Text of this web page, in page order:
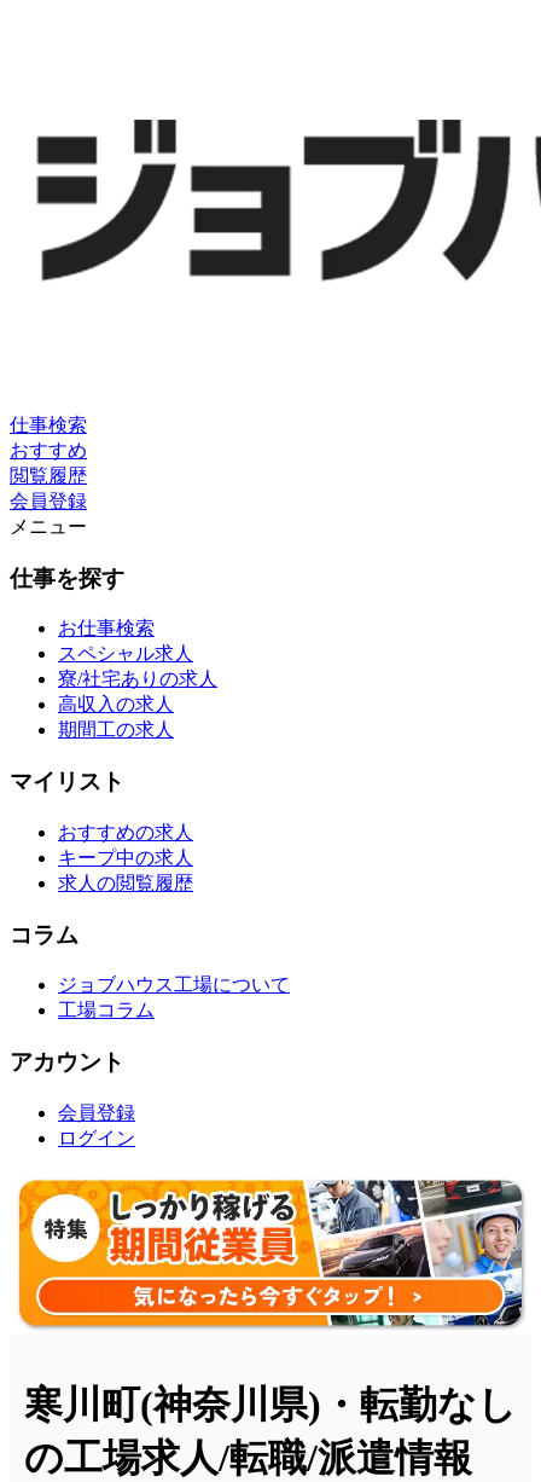
仕事検索
おすすめ
閲覧履歴
会員登録
メニュー
仕事を探す
お仕事検索
スペシャル求人
寮/社宅ありの求人
高収入の求人
期間工の求人
マイリスト
おすすめの求人
キープ中の求人
求人の閲覧履歴
コラム
ジョブハウス工場について
工場コラム
アカウント
会員登録
ログイン
寒川町(神奈川県)・転勤なし
の工場求人/転職/派遣情報